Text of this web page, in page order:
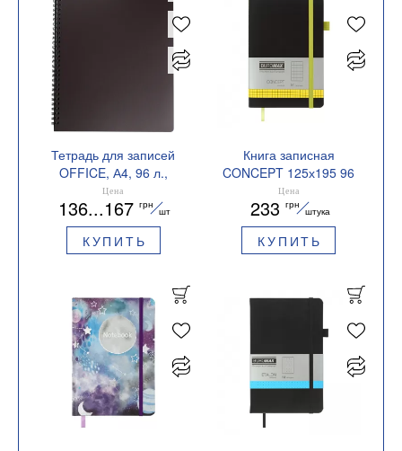
Тетрадь для записей
OFFICE, А4, 96 л.,
клетка, пластиковая
обложка, BUROMAX
BM.24451150
Цена
136...167 грн
шт
КУПИТЬ
Книга записная
CONCEPT 125х195 96
листов клетка
BUROMAX BM.291162
Цена
233 грн
штука
КУПИТЬ